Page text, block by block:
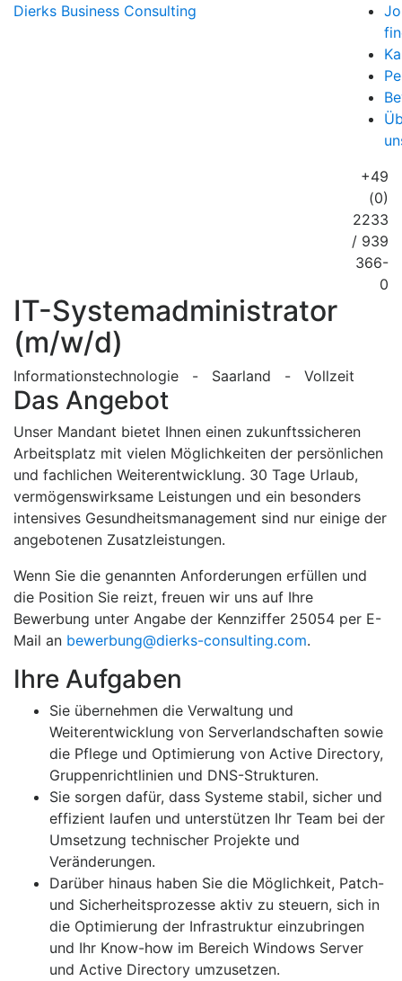
Dierks Business Consulting
+49
(0)
2233
/ 939
366-
0
IT-Systemadministrator
(m/w/d)
Informationstechnologie - Saarland - Vollzeit
Das Angebot
Unser Mandant bietet Ihnen einen zukunftssicheren
Arbeitsplatz mit vielen Möglichkeiten der persönlichen
und fachlichen Weiterentwicklung. 30 Tage Urlaub,
vermögenswirksame Leistungen und ein besonders
intensives Gesundheitsmanagement sind nur einige der
angebotenen Zusatzleistungen.
Wenn Sie die genannten Anforderungen erfüllen und
die Position Sie reizt, freuen wir uns auf Ihre
Bewerbung unter Angabe der Kennziffer ­­­­25054 per E-
Mail an bewerbung@dierks-consulting.com.
Ihre Aufgaben
Sie übernehmen die Verwaltung und
Weiterentwicklung von Serverlandschaften sowie
die Pflege und Optimierung von Active Directory,
Gruppenrichtlinien und DNS-Strukturen.
Sie sorgen dafür, dass Systeme stabil, sicher und
effizient laufen und unterstützen Ihr Team bei der
Umsetzung technischer Projekte und
Veränderungen.
Darüber hinaus haben Sie die Möglichkeit, Patch-
und Sicherheitsprozesse aktiv zu steuern, sich in
die Optimierung der Infrastruktur einzubringen
und Ihr Know-how im Bereich Windows Server
und Active Directory umzusetzen.